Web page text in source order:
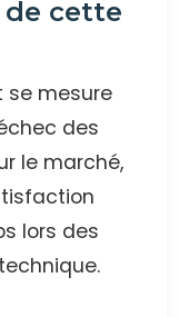
cette
se mesure
des
le marché,
lors des